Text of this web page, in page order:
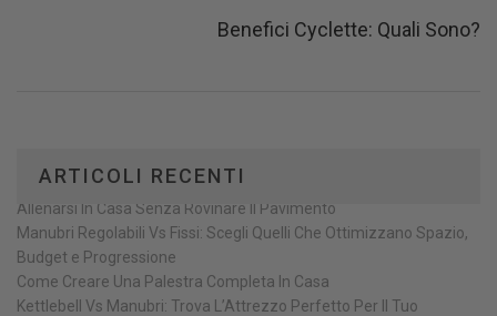
ARTICOLI RECENTI
Allenarsi In Casa Senza Rovinare Il Pavimento
Manubri Regolabili Vs Fissi: Scegli Quelli Che Ottimizzano Spazio,
Budget e Progressione
Come Creare Una Palestra Completa In Casa
Kettlebell Vs Manubri: Trova L’Attrezzo Perfetto Per Il Tuo
Benefici Cyclette: Quali Sono?